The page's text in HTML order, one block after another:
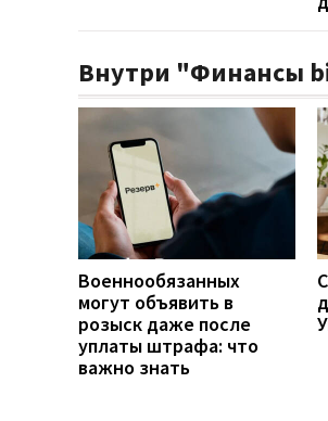
Внутри "Финансы
Военнообязанных
могут объявить в
розыск даже после
уплаты штрафа: что
важно знать